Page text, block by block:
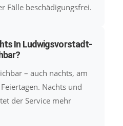
Fälle beschädigungsfrei.
In Ludwigsvorstadt-
– auch nachts, am
Nachts und
der Service mehr